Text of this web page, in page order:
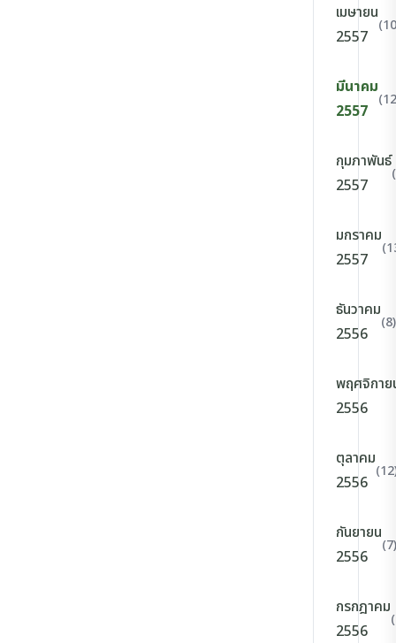
เมษายน
2557
มีนาคม
2557
กุมภาพันธ์
2557
มกราคม
2557
ธันวาคม
2556
(8)
พฤศจิกาย
2556
ตุลาคม
2556
กันยายน
2556
(7)
กรกฎาคม
2556